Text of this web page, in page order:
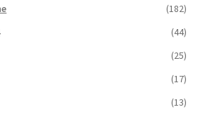
(182)
(44)
(25)
(17)
(13)